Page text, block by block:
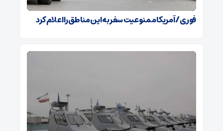
فوری / آمریکا ممنوعیت سفر به این مناطق را اعلام کرد